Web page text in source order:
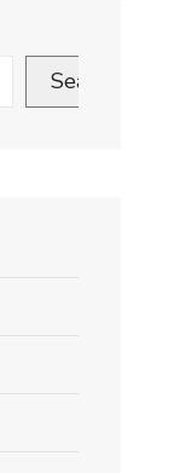
Search